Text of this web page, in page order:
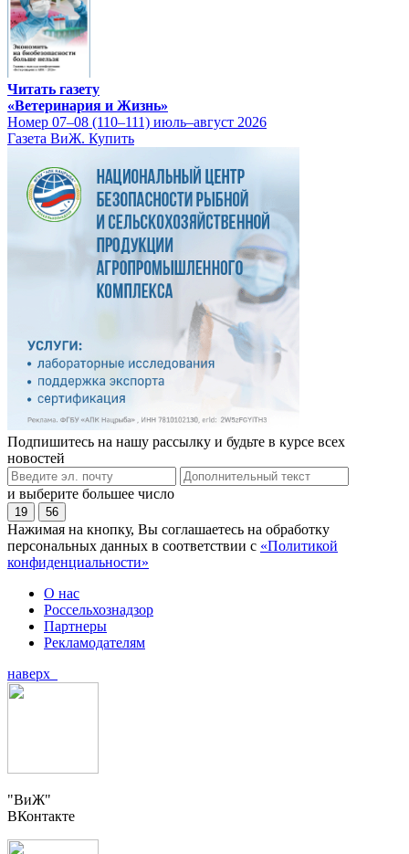
Читать газету
«Ветеринария и Жизнь»
Номер 07–08 (110–111) июль–август 2026
Газета ВиЖ. Купить
Подпишитесь на нашу рассылку и будьте в курсе всех
новостей
и выберите большее число
19 56
Нажимая на кнопку, Вы соглашаетесь на обработку
персональных данных в соответствии с «Политикой
конфиденциальности»
О нас
Россельхознадзор
Партнеры
Рекламодателям
наверх
"ВиЖ"
ВКонтакте